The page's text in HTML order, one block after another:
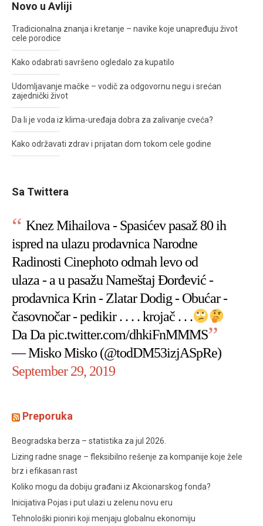
Novo u Avliji
Tradicionalna znanja i kretanje – navike koje unapređuju život
cele porodice
Kako odabrati savršeno ogledalo za kupatilo
Udomljavanje mačke – vodič za odgovornu negu i srećan
zajednički život
Da li je voda iz klima-uređaja dobra za zalivanje cveća?
Kako održavati zdrav i prijatan dom tokom cele godine
Sa Twittera
Knez Mihailova - Spasićev pasaž 80 ih
ispred na ulazu prodavnica Narodne
Radinosti Cinephoto odmah levo od
ulaza - a u pasažu Nameštaj Đorđević -
prodavnica Krin - Zlatar Dodig - Obućar -
časovnočar - pedikir . . . . krojač . . .
Da Dapic.twitter.com/dhkiFnMMMS
— Misko Misko (@todDM53izjASpRe)
September 29, 2019
Preporuka
Beogradska berza – statistika za jul 2026.
Lizing radne snage – fleksibilno rešenje za kompanije koje žele
brz i efikasan rast
Koliko mogu da dobiju građani iz Akcionarskog fonda?
Inicijativa Pojas i put ulazi u zelenu novu eru
Tehnološki pioniri koji menjaju globalnu ekonomiju